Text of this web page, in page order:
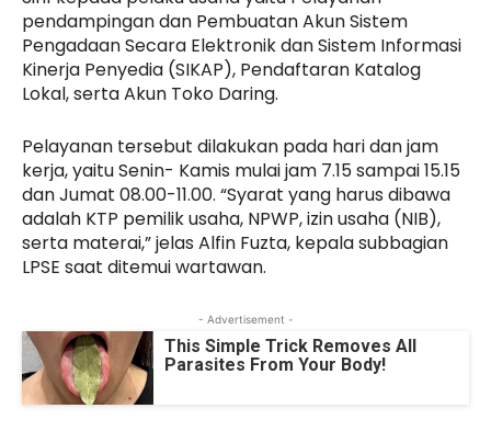
pendampingan dan Pembuatan Akun Sistem
Pengadaan Secara Elektronik dan Sistem Informasi
Kinerja Penyedia (SIKAP), Pendaftaran Katalog
Lokal, serta Akun Toko Daring.
Pelayanan tersebut dilakukan pada hari dan jam
kerja, yaitu Senin- Kamis mulai jam 7.15 sampai 15.15
dan Jumat 08.00-11.00. “Syarat yang harus dibawa
adalah KTP pemilik usaha, NPWP, izin usaha (NIB),
serta materai,” jelas Alfin Fuzta, kepala subbagian
LPSE saat ditemui wartawan.
- Advertisement -
This Simple Trick Removes All
Parasites From Your Body!